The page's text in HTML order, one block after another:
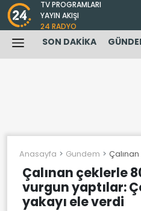
TV PROGRAMLARI
YAYIN AKIŞI
24 RADYO
SON DAKİKA
Anasayfa Gundem
Çalınan çeklerle
vurgun yaptılar:
yakayı ele verdi